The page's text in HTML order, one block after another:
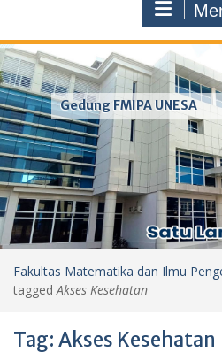
Gedung FMIPA UNESA
Fakultas Matematika dan Ilmu
tagged Akses Kesehatan
Tag: Akses Kesehatan